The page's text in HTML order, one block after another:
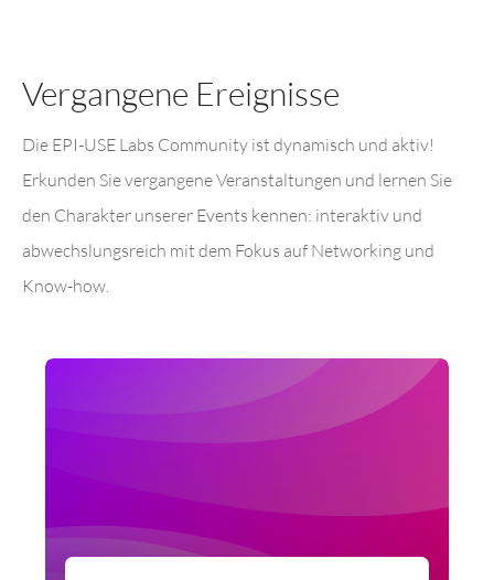
Vergangene Ereignisse
Die EPI-USE Labs Community ist dynamisch und aktiv!
Erkunden Sie vergangene Veranstaltungen und lernen Sie
den Charakter unserer Events kennen: interaktiv und
abwechslungsreich mit dem Fokus auf Networking und
Know-how.